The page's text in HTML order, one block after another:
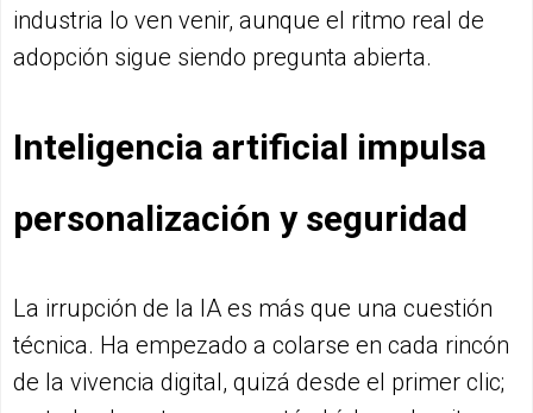
industria lo ven venir, aunque el ritmo real de
adopción sigue siendo pregunta abierta.
Inteligencia artificial impulsa
personalización y seguridad
La irrupción de la IA es más que una cuestión
técnica. Ha empezado a colarse en cada rincón
de la vivencia digital, quizá desde el primer clic;